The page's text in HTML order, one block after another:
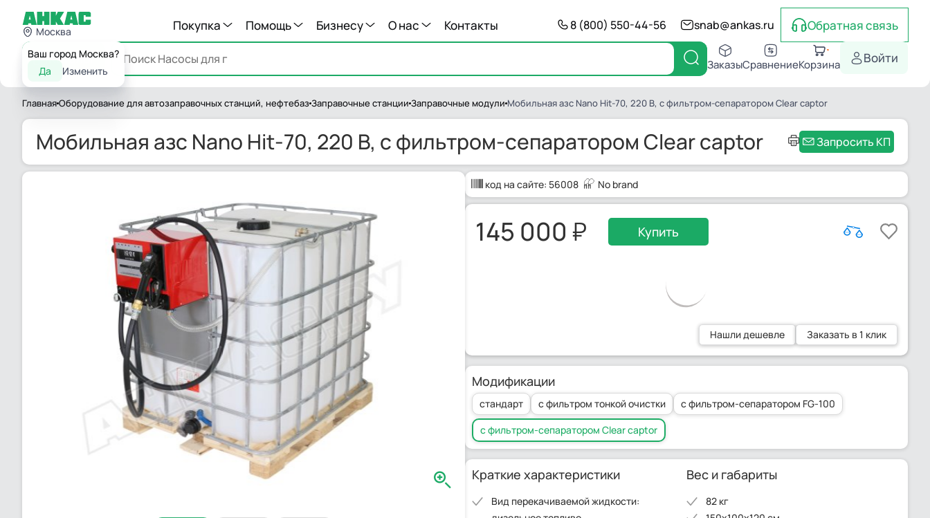
Москва
Ваш город Москва?
Да
Изменить
Покупка Помощь Бизнесу О нас Контакты 8 (800) 550-44-56 snab@ankas.ru Обратная связь
Каталог ЗаказыСравнениеКорзина Войти
ГлавнаяОборудование для автозаправочных станций, нефтебаз Заправочные станции Заправочные модули Мобильная азс Nano Hit-70, 220 В, с фильтром-сепаратором Clear captor
Мобильная азс Nano Hit-70, 220 В, с фильтром-сепаратором Clear captor Запросить КП
код на сайте: 56008 No brand
145 000 Купить
Нашли дешевле Заказать в 1 клик
Модификации
стандарт с фильтром тонкой очистки
c фильтром-сепаратором FG-100
c фильтром-сепаратором Clear captor
Краткие характеристики
Вид перекачиваемой жидкости:
Вес и габариты
82 кг